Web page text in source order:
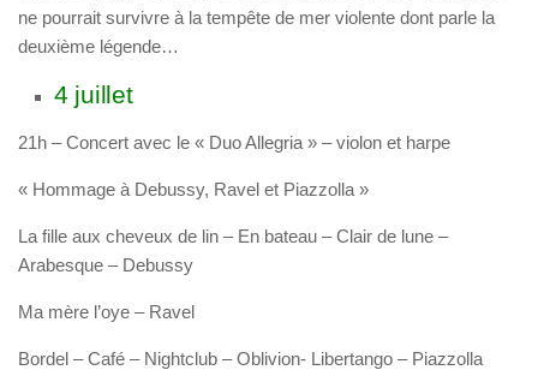
ne pourrait survivre à la tempête de mer violente dont parle la
deuxième légende…
4 juillet
21h – Concert avec le « Duo Allegria » – violon et harpe
« Hommage à Debussy, Ravel et Piazzolla »
La fille aux cheveux de lin – En bateau – Clair de lune –
Arabesque – Debussy
Ma mère l’oye – Ravel
Bordel – Café – Nightclub – Oblivion- Libertango – Piazzolla